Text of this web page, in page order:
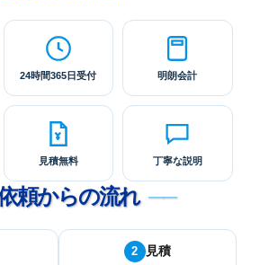
24時間365日受付 明朗会計
見積無料 丁寧な説明
頼からの流れ
2 見積